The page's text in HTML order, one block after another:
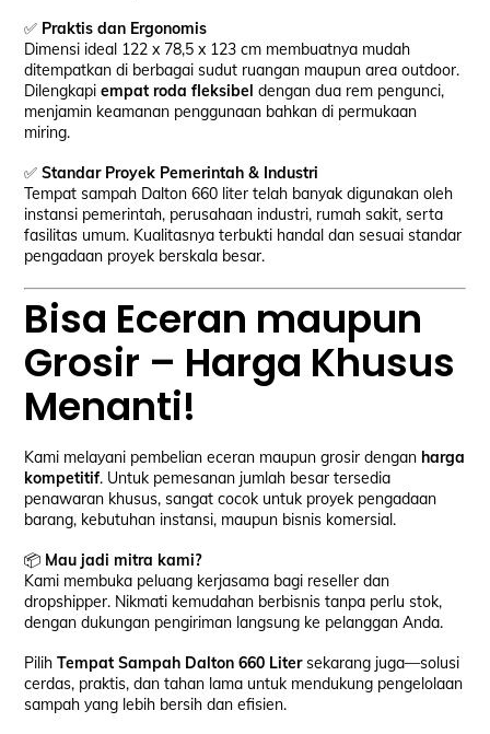
✅ Praktis dan Ergonomis
Dimensi ideal 122 x 78,5 x 123 cm membuatnya mudah
ditempatkan di berbagai sudut ruangan maupun area outdoor.
Dilengkapiempat roda fleksibel dengan dua rem pengunci,
menjamin keamanan penggunaan bahkan di permukaan
miring.
✅Standar Proyek Pemerintah & Industri
Tempat sampah Dalton 660 liter telah banyak digunakan oleh
instansi pemerintah, perusahaan industri, rumah sakit, serta
fasilitas umum. Kualitasnya terbukti handal dan sesuai standar
pengadaan proyek berskala besar.
Bisa Eceran maupun
Grosir – Harga Khusus
Menanti!
Kami melayani pembelian eceran maupun grosir dengan harga
kompetitif. Untuk pemesanan jumlah besar tersedia
penawaran khusus, sangat cocok untuk proyek pengadaan
barang, kebutuhan instansi, maupun bisnis komersial.
📦 Mau jadi mitra kami?
Kami membuka peluang kerjasama bagi reseller dan
dropshipper. Nikmati kemudahan berbisnis tanpa perlu stok,
dengan dukungan pengiriman langsung ke pelanggan Anda.
PilihTempat Sampah Dalton 660 Litersekarang juga—solusi
cerdas, praktis, dan tahan lama untuk mendukung pengelolaan
sampah yang lebih bersih dan efisien.